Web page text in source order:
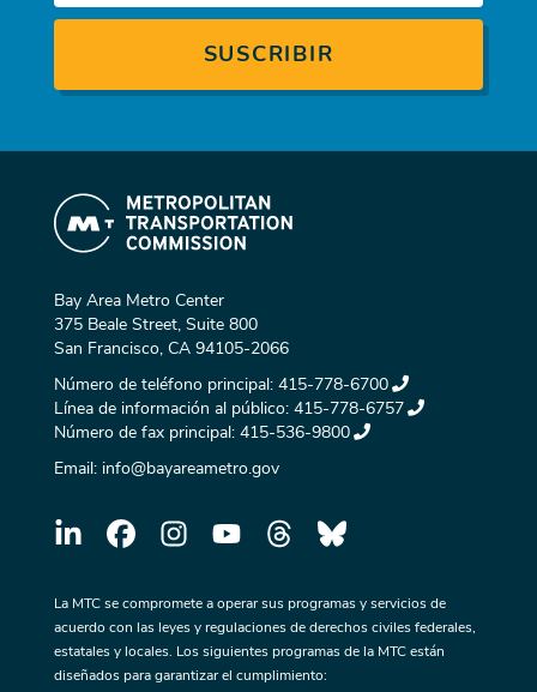
Bay Area Metro Center
375 Beale Street, Suite 800
San Francisco, CA 94105-2066
Número de teléfono principal: 415-778-6700
Línea de información al público: 415-778-6757
Número de fax principal: 415-536-9800
Email: info@bayareametro.gov
La MTC se compromete a operar sus programas y servicios de
acuerdo con las leyes y regulaciones de derechos civiles federales,
estatales y locales. Los siguientes programas de la MTC están
diseñados para garantizar el cumplimiento: